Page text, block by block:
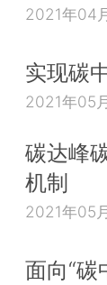
2021年04
实现碳
2021年05
碳达峰
机制
2021年05
面向“碳